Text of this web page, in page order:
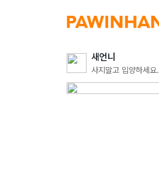
새언니
사지말고 입양하세요.